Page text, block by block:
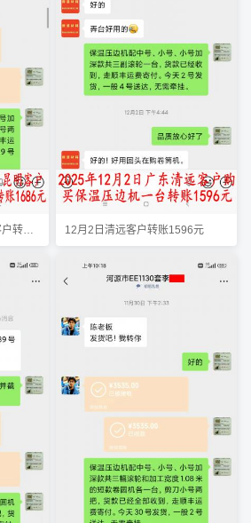
12月2日清远客户转账1596元